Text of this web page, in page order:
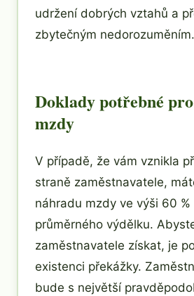
udržení dobrých vztahů a
zbytečným nedorozuměním.
Doklady potřebné
mzdy
V případě, že vám vznikla
straně zaměstnavatele,
náhradu mzdy ve výši 60 %
průměrného výdělku.
zaměstnavatele získat, je
existenci překážky.
bude s největší